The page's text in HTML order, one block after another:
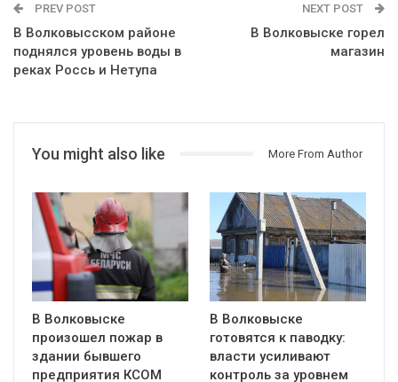
PREV POST
В Волковысском районе
поднялся уровень воды в
реках Россь и Нетупа
NEXT POST
В Волковыске горел
магазин
You might also like More From Author
В Волковыске
произошел пожар в
здании бывшего
предприятия КСОМ
В Волковыске
готовятся к паводку:
власти усиливают
контроль за уровнем